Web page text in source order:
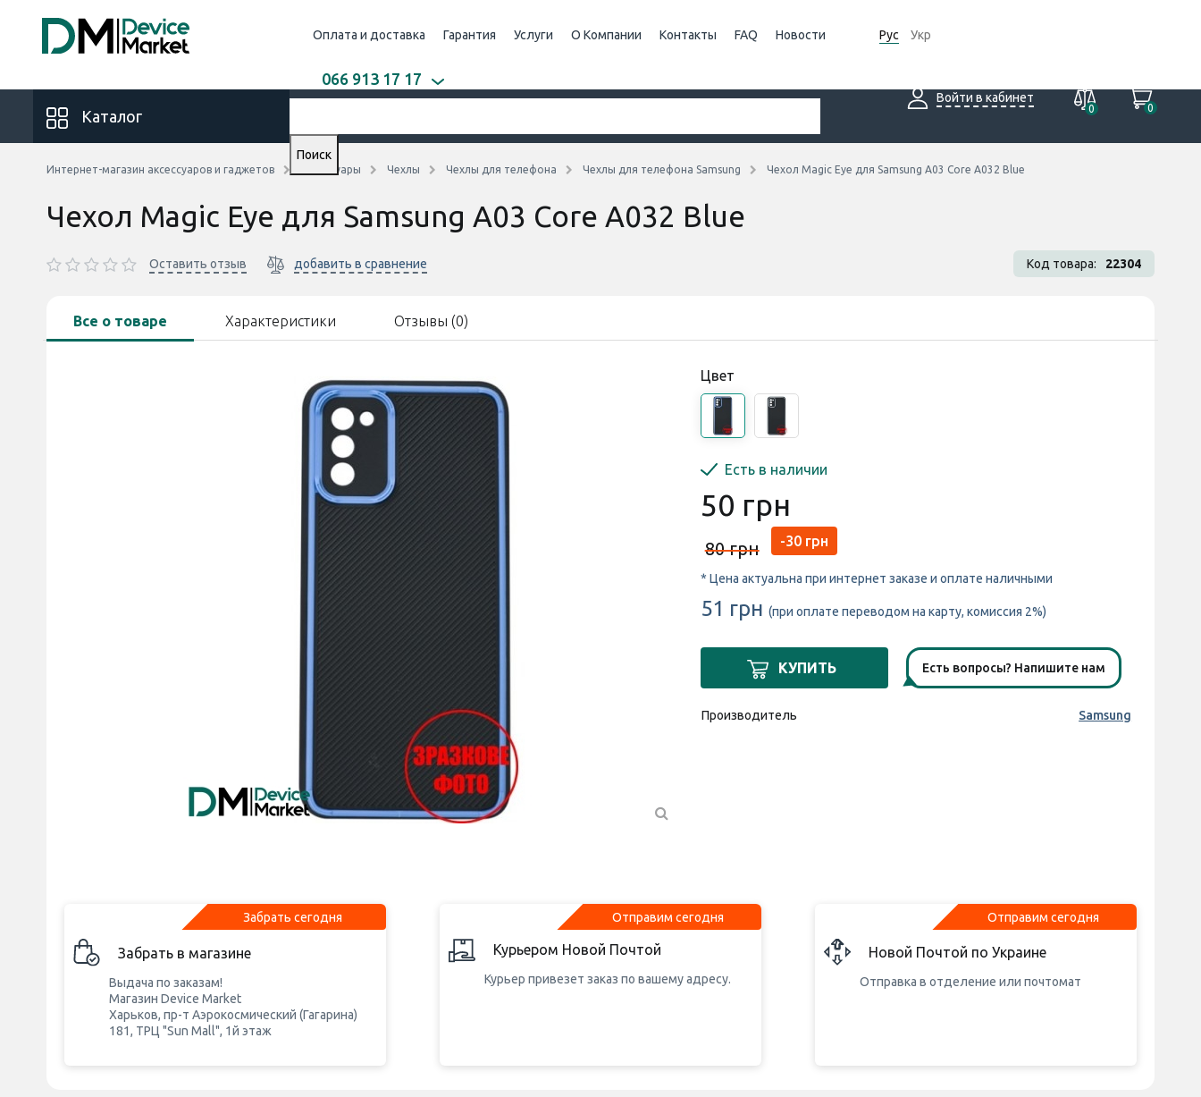
Рус Укр
Оплата и доставка Гарантия Услуги О Компании Контакты FAQ Новости
066 913 17 17
Войти в кабинет
0
0
Каталог
Поиск
Интернет-магазин аксессуаров и гаджетов Аксессуары Чехлы Чехлы для телефона Чехлы для телефона Samsung Чехол Magic Eye для Samsung A03 Core A032 Blue
Чехол Magic Eye для Samsung A03 Core A032 Blue
Оставить отзыв добавить в сравнение Код товара: 22304
Все о товаре Характеристики Отзывы (0)
Цвет
Есть в наличии
50 грн
80 грн -30 грн
* Цена актуальна при интернет заказе и оплате наличными
51 грн (при оплате переводом на карту, комиссия 2%)
КУПИТЬ Есть вопросы? Напишите нам
Производитель Samsung
Забрать сегодня
Забрать в магазине
Выдача по заказам!
Магазин Device Market
Харьков, пр-т Аэрокосмический (Гагарина)
181, ТРЦ "Sun Mall", 1й этаж
Отправим сегодня
Курьером Новой Почтой
Курьер привезет заказ по вашему адресу.
Отправим сегодня
Новой Почтой по Украине
Отправка в отделение или почтомат